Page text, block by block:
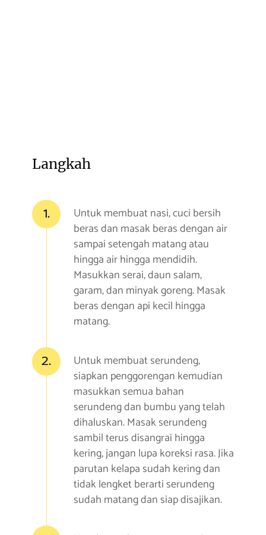
Langkah
1.
Untuk membuat nasi, cuci bersih
beras dan masak beras dengan air
sampai setengah matang atau
hingga air hingga mendidih.
Masukkan serai, daun salam,
garam, dan minyak goreng. Masak
beras dengan api kecil hingga
matang.
2.
Untuk membuat serundeng,
siapkan penggorengan kemudian
masukkan semua bahan
serundeng dan bumbu yang telah
dihaluskan. Masak serundeng
sambil terus disangrai hingga
kering, jangan lupa koreksi rasa. Jika
parutan kelapa sudah kering dan
tidak lengket berarti serundeng
sudah matang dan siap disajikan.